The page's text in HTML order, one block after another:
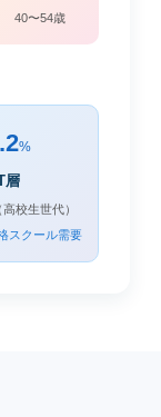
40〜54歳
%
層
校生世代）
スクール需要